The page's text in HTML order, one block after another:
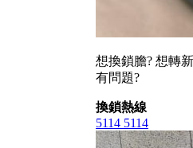
想換鎖膽? 想轉
有問題?
換鎖熱線
5114 5114